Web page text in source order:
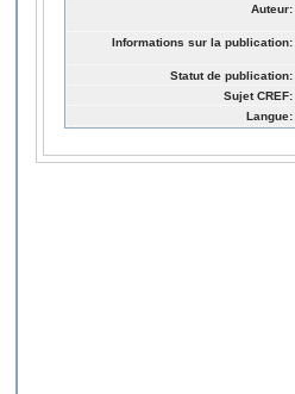
Auteur:
Informations sur la publication:
Statut de publication:
Sujet CREF:
Langue: